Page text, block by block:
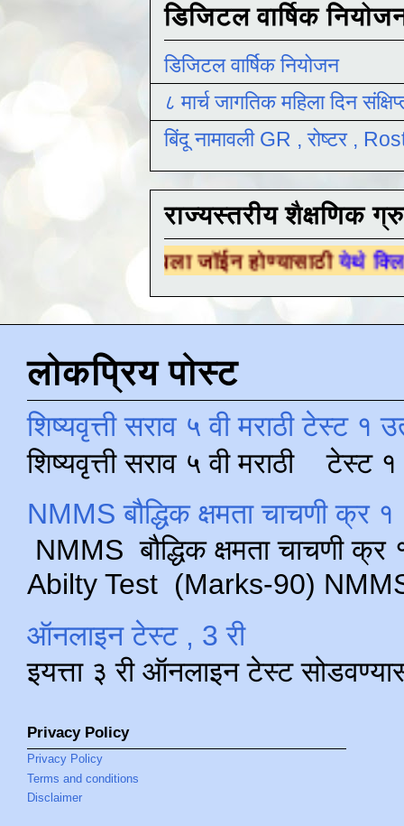
डिजिटल वार्षिक
डिजिटल वार्षिक नियोजन
८ मार्च जागतिक महिला दिन
बिंदू नामावली GR , रोष्टर ,
राज्यस्तरीय शैक्षणिक
ग्रुपला जॉईन होण्यासाठीयेथे क्लिक करा .
लोकप्रिय पोस्ट
शिष्यवृत्ती सराव ५ वी मराठी टेस्ट १
शिष्यवृत्ती सराव ५ वी मराठी टेस्ट
NMMS बौद्धिक क्षमता चाचणी क्र
NMMS बौद्धिक क्षमता चाचणी
Abilty Test (Marks-90) NMMS
ऑनलाइन टेस्ट , 3 री
इयत्ता ३ री ऑनलाइन टेस्ट
Privacy Policy
Privacy Policy
Terms and conditions
Disclaimer